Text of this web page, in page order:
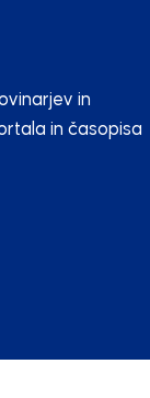
in
in časopisa